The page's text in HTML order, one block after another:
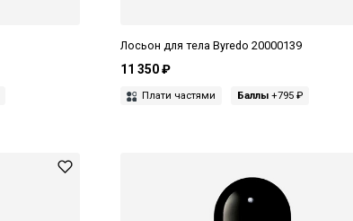
Лосьон для тела Byredo 20000139
11 350 ₽
Плати частями Баллы +795 ₽